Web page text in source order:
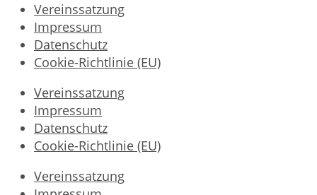
Vereinssatzung
Impressum
Datenschutz
Cookie-Richtlinie (EU)
Vereinssatzung
Impressum
Datenschutz
Cookie-Richtlinie (EU)
Vereinssatzung